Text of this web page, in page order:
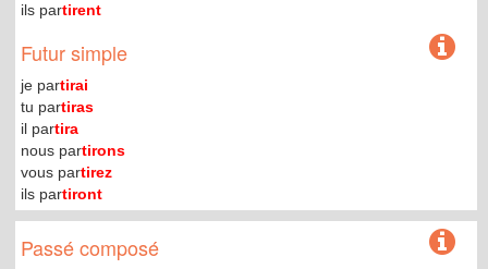
ils partirent
Futur simple
je partirai
tu partiras
il partira
nous partirons
vous partirez
ils partiront
Passé composé